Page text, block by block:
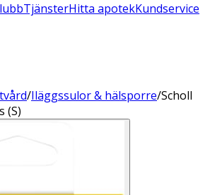
TjänsterHitta apotekKundservice
/Iläggssulor & hälsporre/Scholl
(S)